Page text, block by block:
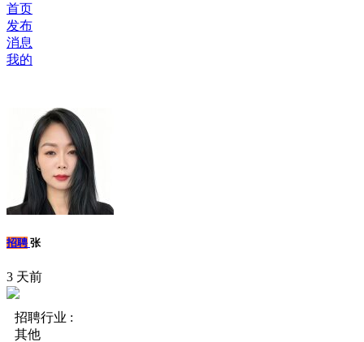
首页
发布
消息
我的
招聘 张
3 天前
招聘行业 :
其他